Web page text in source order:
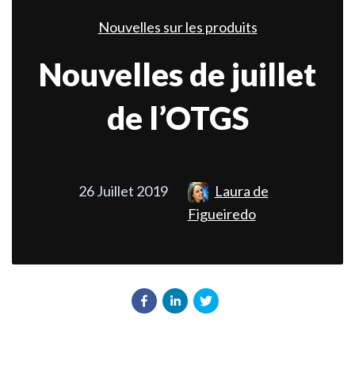
Nouvelles sur les produits
Nouvelles de juillet
de l’OTGS
26 Juillet 2019
Laura de
Figueiredo